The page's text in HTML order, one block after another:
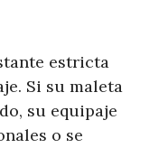
estricta
Si su maleta
su equipaje
o se